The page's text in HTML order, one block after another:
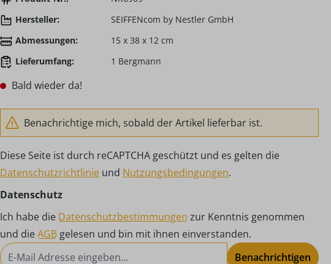
Hersteller:
SEIFFENcom by Nestler GmbH
Abmessungen:
15 x 38 x 12 cm
Lieferumfang:
1 Bergmann
Bald wieder da!
Benachrichtige mich, sobald der Artikel lieferbar ist.
Diese Seite ist durch reCAPTCHA geschützt und es gelten die
Datenschutzrichtlinie und Nutzungsbedingungen.
Datenschutz
Ich habe die Datenschutzbestimmungen zur Kenntnis genommen
und die AGB gelesen und bin mit ihnen einverstanden.
Benachrichtigen